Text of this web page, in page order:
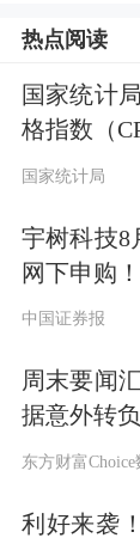
热点阅读
国家统计
格指数（
国家统计局
宇树科技8
网下申购
中国证券报
周末要闻
据意外转
东方财富
利好来袭